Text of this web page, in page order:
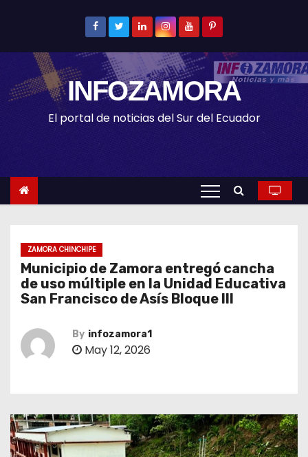
t
e
INFOZAMORA
El portal de noticias del Sur del Ecuador
ZAMORA CHINCHIPE
Municipio de Zamora entregó cancha
de uso múltiple en la Unidad Educativa
San Francisco de Asís Bloque III
By infozamora1
May 12, 2026